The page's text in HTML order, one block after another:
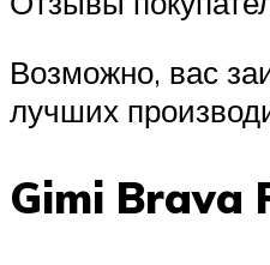
Возможно, вас
лучших
Gimi Brava